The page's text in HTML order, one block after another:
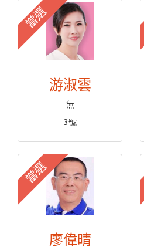
當選
游淑雲
無
3號
當選
廖偉晴